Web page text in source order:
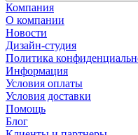
Компания
О компании
Новости
Дизайн-студия
Политика
Информация
Условия оплаты
Условия доставки
Помощь
Блог